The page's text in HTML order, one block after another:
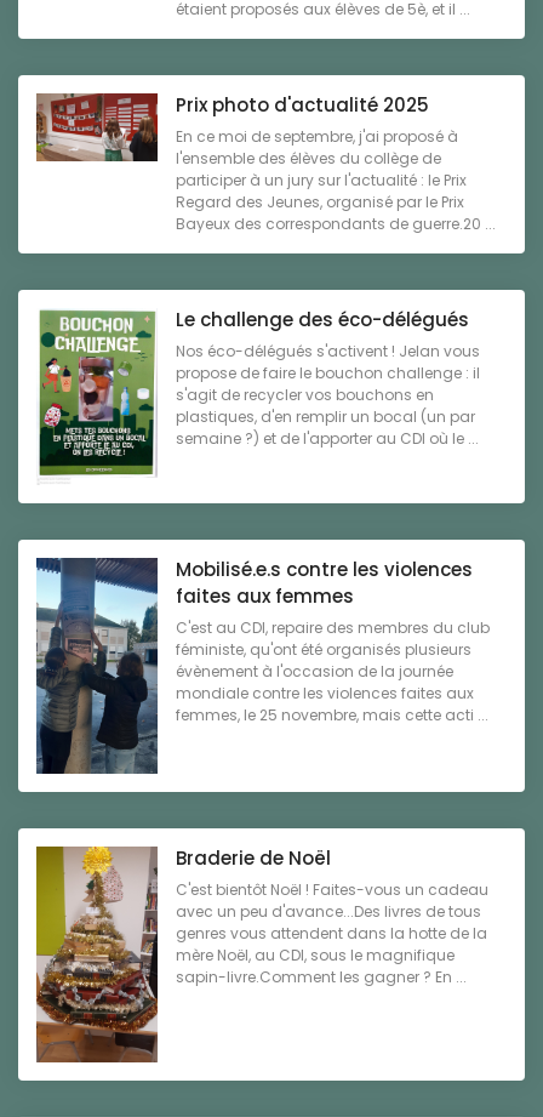
étaient proposés aux élèves de 5è, et il ...
Prix photo d'actualité 2025
En ce moi de septembre, j'ai proposé à
l'ensemble des élèves du collège de
participer à un jury sur l'actualité : le Prix
Regard des Jeunes, organisé par le Prix
Bayeux des correspondants de guerre.20 ...
Le challenge des éco-délégués
Nos éco-délégués s'activent ! Jelan vous
propose de faire le bouchon challenge : il
s'agit de recycler vos bouchons en
plastiques, d'en remplir un bocal (un par
semaine ?) et de l'apporter au CDI où le ...
Mobilisé.e.s contre les violences
faites aux femmes
C'est au CDI, repaire des membres du club
féministe, qu'ont été organisés plusieurs
évènement à l'occasion de la journée
mondiale contre les violences faites aux
femmes, le 25 novembre, mais cette acti ...
Braderie de Noël
C'est bientôt Noël ! Faites-vous un cadeau
avec un peu d'avance...Des livres de tous
genres vous attendent dans la hotte de la
mère Noël, au CDI, sous le magnifique
sapin-livre.Comment les gagner ? En ...